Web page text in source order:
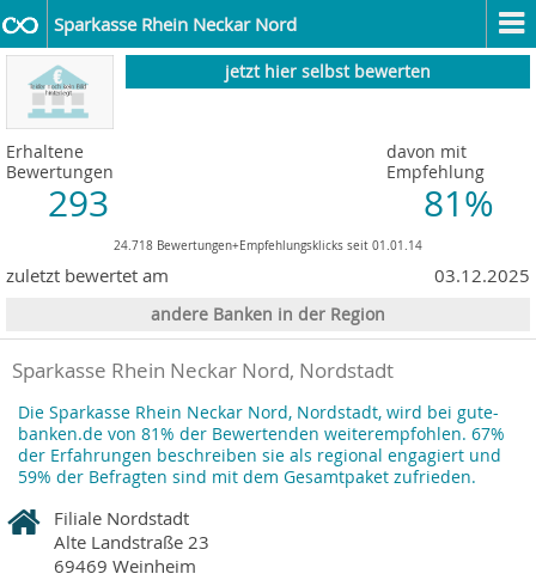
Sparkasse Rhein Neckar Nord
jetzt hier selbst bewerten
Erhaltene
Bewertungen
293
davon mit
Empfehlung
81%
24.718 Bewertungen+Empfehlungsklicks seit 01.01.14
zuletzt bewertet am 03.12.2025
andere Banken in der Region
Sparkasse Rhein Neckar Nord, Nordstadt
Die Sparkasse Rhein Neckar Nord, Nordstadt, wird bei gute-
banken.de von 81% der Bewertenden weiterempfohlen. 67%
der Erfahrungen beschreiben sie als regional engagiert und
59% der Befragten sind mit dem Gesamtpaket zufrieden.
Filiale Nordstadt
Alte Landstraße 23
69469 Weinheim